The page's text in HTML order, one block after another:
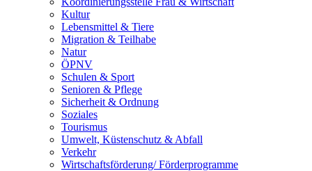
Kultur
Lebensmittel & Tiere
Migration & Teilhabe
Natur
ÖPNV
Schulen & Sport
Senioren & Pflege
Sicherheit & Ordnung
Soziales
Tourismus
Umwelt, Küstenschutz & Abfall
Verkehr
Wirtschaftsförderung/ Förderprogramme